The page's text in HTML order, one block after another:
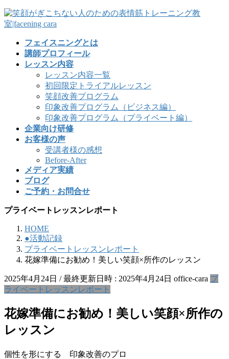
フェイスニングとは
講師プロフィール
レッスン内容
レッスン内容一覧
初回限定トライアルレッスン
笑顔改善プログラム
印象改善プログラム（ビジネス編）
印象改善プログラム（プライベート編）
企業向け研修
お客様の声
受講者様の感想
Before-After
メディア実績
ブログ
ご予約・お問合せ
プライベートレッスンレポート
HOME
●活動記録
プライベートレッスンレポート
花嫁準備にお勧め！美しい笑顔×所作のレッスン
2025年4月24日 / 最終更新日時 : 2025年4月24日 office-cara プ
ライベートレッスンレポート
花嫁準備にお勧め！美しい笑顔×所作の
レッスン
個性を形にする 印象改善のプロ